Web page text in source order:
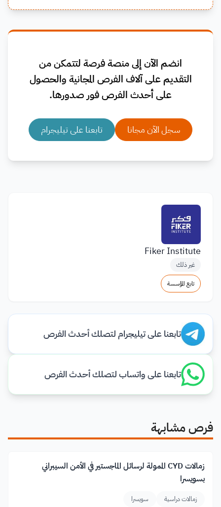
انضم الآن إلى منصة فرصة لتتمكن من
التقديم على آلاف الفرص المجانية والحصول
على أحدث الفرص فور صدورها.
سجل الآن مجانا تابعنا على تيليجرام
Fiker Institute
غير ذلك
تابع المؤسسة
تابعنا على تيليجرام لتصلك أحدث الفرص
تابعنا على واتساب لتصلك أحدث الفرص
فرص مشابهة
زمالات CYD الممولة لرسائل الماجستير في الأمن السيبراني
بسويسرا
زمالات دراسية سويسرا